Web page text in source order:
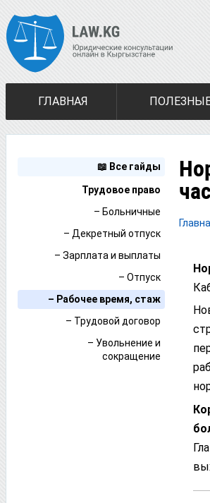
ГЛАВНАЯ
📖 Все гайды
Трудовое право
– Больничные
– Декретный отпуск
– Зарплата и выплаты
– Отпуск
– Рабочее время, стаж
– Трудовой договор
– Увольнение и
сокращение